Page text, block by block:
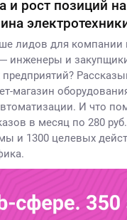
и рост позиций
лидов для компании
инженеры и
магазин
И что
в месяц по 280
и 1300 целевых